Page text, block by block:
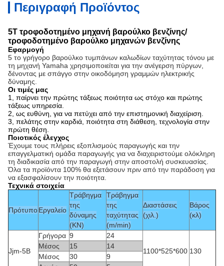
Περιγραφή Προϊόντος
5T τροφοδοτημένο μηχανή βαρούλκο βενζίνης/
τροφοδοτημένο βαρούλκο μηχανών βενζίνης
Εφαρμογή
5 το γρήγορο βαρούλκο τυμπάνων καλωδίων ταχύτητας τόνου με
τη μηχανή Yamaha χρησιμοποιείται για την ανέγερση πύργων,
δένοντας με σπάγγο στην οικοδόμηση γραμμών ηλεκτρικής
δύναμης.
Οι τιμές μας
1, παίρνει την πρώτης τάξεως ποιότητα ως στόχο και πρώτης
τάξεως υπηρεσία.
2, ως ευθύνη, για να πετύχει από την επιστημονική διαχείριση.
3, πελάτης στην καρδιά, ποιότητα στη διάθεση, τεχνολογία στην
πρώτη θέση.
Ποιοτικός έλεγχος
Έχουμε τους πλήρεις εξοπλισμούς παραγωγής και την
επαγγελματική ομάδα παραγωγής για να διαχειριστούμε ολόκληρη
τη διαδικασία από την παραγωγή στην αποστολή συσκευασίας.
Όλα τα προϊόντα 100% θα εξετάσουν πριν από την παράδοση για
να εξασφαλίσουν την ποιότητα.
Τεχνικά στοιχεία
ΠρότυποΕργαλείο
Τράβηγμα
της
δύναμης
(KN)
Τράβηγμα
της
ταχύτητας
(m/min)
Διαστάσεις
(χιλ.)
Βάρος
(κλ)
Jjm-5B
Γρήγορα 9
24
1100*525*600 130
Μέσος 15
14
Μέσος
30
9